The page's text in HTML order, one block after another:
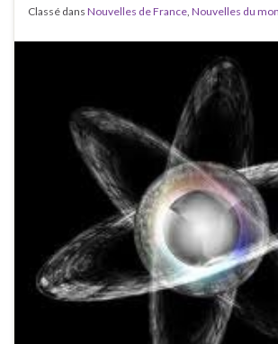
Classé dans Nouvelles de France Nouvelles du